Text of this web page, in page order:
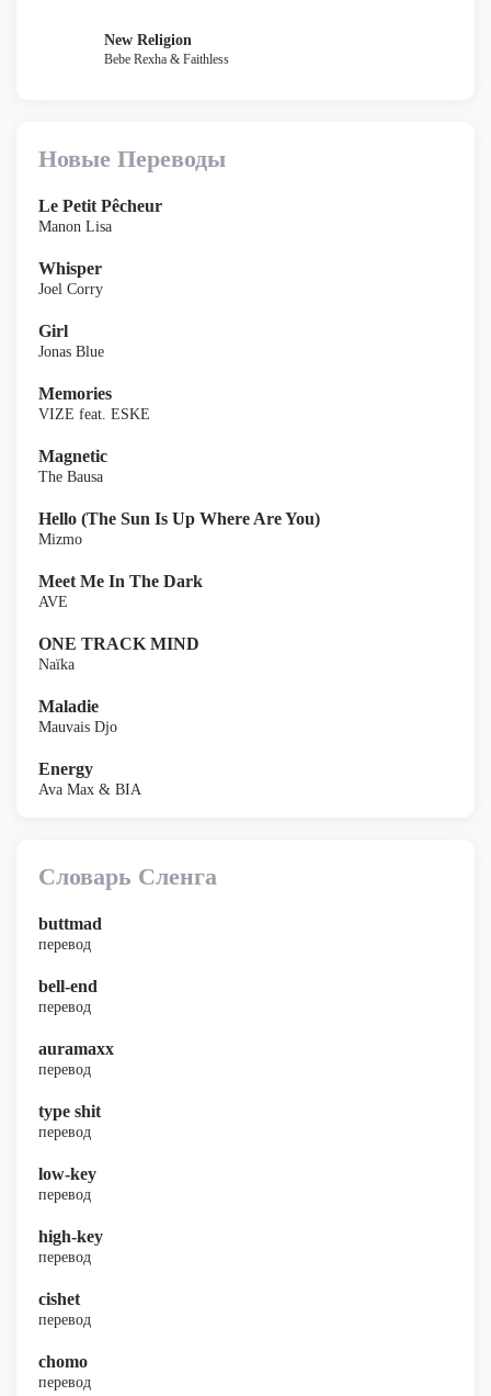
New Religion
Bebe Rexha & Faithless
Новые Переводы
Le Petit Pêcheur
Manon Lisa
Whisper
Joel Corry
Girl
Jonas Blue
Memories
VIZE feat. ESKE
Magnetic
The Bausa
Hello (The Sun Is Up Where Are You)
Mizmo
Meet Me In The Dark
AVE
ONE TRACK MIND
Naïka
Maladie
Mauvais Djo
Energy
Ava Max & BIA
Словарь Сленга
buttmad
перевод
bell-end
перевод
auramaxx
перевод
type shit
перевод
low-key
перевод
high-key
перевод
cishet
перевод
chomo
перевод